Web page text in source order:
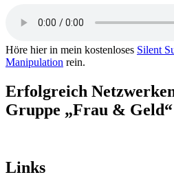
Höre hier in mein kostenloses Silent
Manipulation rein.
Erfolgreich
Gruppe „Frau & Geld“
Links